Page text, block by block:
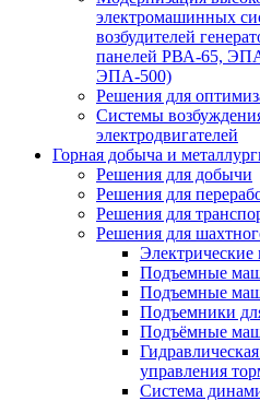
электромашинных
возбудителей
панелей РВА-65,
ЭПА-500)
Решения для
Системы
электродвигателей
Горная добыча и
Решения для добычи
Решения для
Решения для
Решения для
Подъемные
Подъемные
Подъемники
Подъёмные
управления
Система